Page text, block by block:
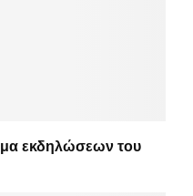
εκδηλώσεων του